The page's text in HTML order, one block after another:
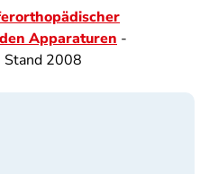
Apparaturen -
Stand 2008